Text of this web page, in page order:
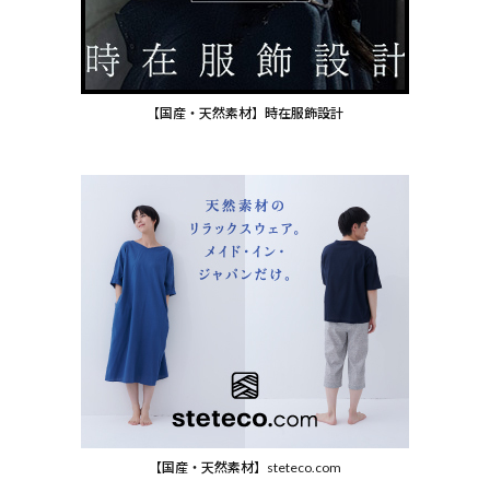
【国産・天然素材】時在服飾設計
【国産・天然素材】steteco.com